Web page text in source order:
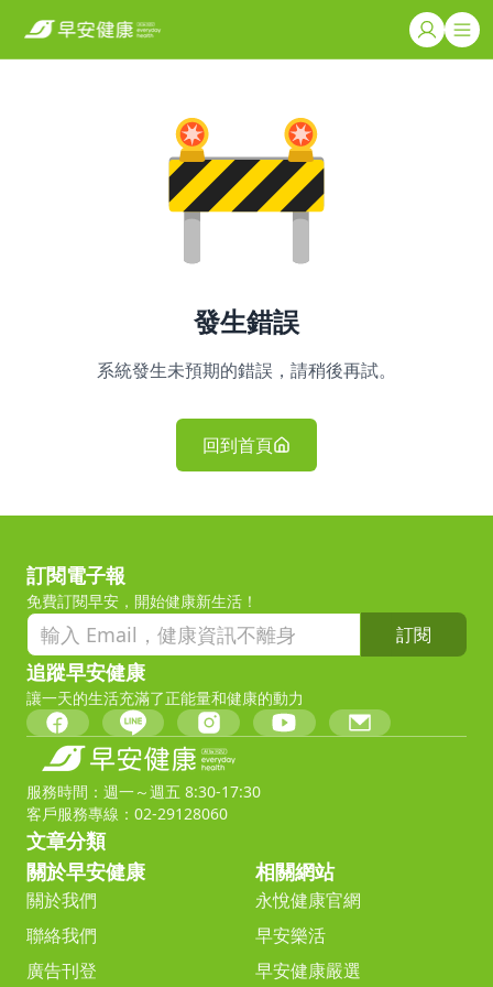
發生錯誤
系統發生未預期的錯誤，請稍後再試。
回到首頁
訂閱電子報
免費訂閱早安，開始健康新生活！
訂閱
追蹤早安健康
讓一天的生活充滿了正能量和健康的動力
服務時間：週一～週五 8:30-17:30
客戶服務專線：02-29128060
文章分類
關於早安健康
關於我們
聯絡我們
廣告刊登
相關網站
永悅健康官網
早安樂活
早安健康嚴選